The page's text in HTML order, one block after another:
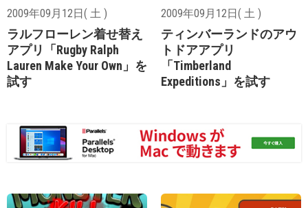
2009年09月12日( 土 )
ラルフローレン着せ替え
アプリ「Rugby Ralph
Lauren Make Your Own」を
試す
2009年09月12日( 土 )
ティンバーランドのアウ
トドアアプリ
「Timberland
Expeditions」を試す